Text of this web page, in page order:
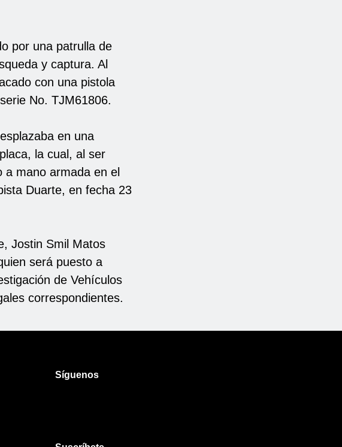
por una patrulla de
y captura. Al
con una pistola
No. TJM61806.
en una
la cual, al ser
mano armada en el
Duarte, en fecha 23
Jostin Smil Matos
será puesto a
de Vehículos
correspondientes.
Síguenos